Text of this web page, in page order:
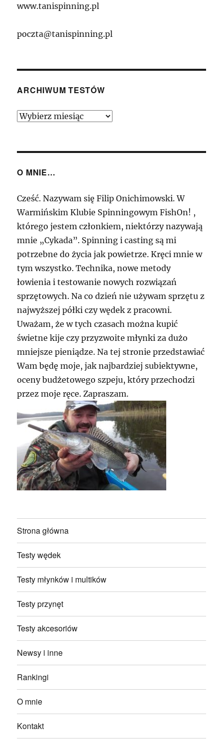
www.tanispinning.pl
poczta@tanispinning.pl
ARCHIWUM TESTÓW
Archiwum
O MNIE…
Cześć. Nazywam się Filip Onichimowski. W
Warmińskim Klubie Spinningowym FishOn! ,
którego jestem członkiem, niektórzy nazywają
mnie „Cykada”. Spinning i casting są mi
potrzebne do życia jak powietrze. Kręci mnie w
tym wszystko. Technika, nowe metody
łowienia i testowanie nowych rozwiązań
sprzętowych. Na co dzień nie używam sprzętu z
najwyższej półki czy wędek z pracowni.
Uważam, że w tych czasach można kupić
świetne kije czy przyzwoite młynki za dużo
mniejsze pieniądze. Na tej stronie przedstawiać
Wam będę moje, jak najbardziej subiektywne,
oceny budżetowego szpeju, który przechodzi
przez moje ręce. Zapraszam.
Strona główna
Testy wędek
Testy młynków i multików
Testy przynęt
Testy akcesoriów
Newsy i inne
Rankingi
O mnie
Kontakt